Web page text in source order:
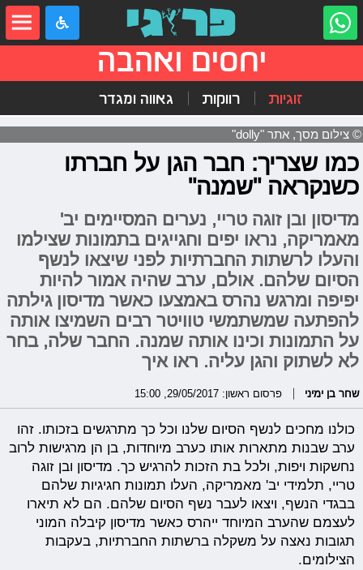
יחסים ואהבה
זוגיות רווקות גאווה ומגדר
© צילום מסך, אתר "dolly"
כמו שצריך: חבר הגן על חברתו
כשנקראה "שמנה"
מדיסון ובן זוגה טריי, נערים המסיימים יב'
מאמריקה, נראו יפים וחגייגים בתמונות שצילמו
והעלו לרשתות החברתיות לפני שיצאו לנשף
הסיום שלהם. אולם, ערב שהיה אמור להיות
יפיפה ומרגש נהרס באמצעו כאשר מדיסון גילתה
להפתעה שמשתמשי טוויטר רבים השמיצו אותה
על התמונות וכינו אותה שמנה. החבר שלה, בחר
לא לשתוק והגן עליה. ראו איך
שחר בן ימיני פרסום ראשון: 29/05/2017, 15:00
כולנו מחכים לנשף הסיום שלנו וכל כך מתרגשים בזכותו. זהו
ערב שבנות מתארות אותו כערב מיוחדות, בן הן מרגישות לרוב
נחשקות ויפות, ולכל בת הזכות להרגיש כך. מדיסון ובן זוגה
טריי, תלמידי יב' מאמריקה, העלו תמונות חגיגיות שלהם
בבגדי הנשף, ויצאו לעבר נשף הסיום שלהם. הם לא תיארו
לעצמם שהערב המיוחד ייהרס כאשר מדיסון קיבלה המוני
תגובות נאצה על משקלה ברשתות החברתיות, בעקבות
הצילומים.